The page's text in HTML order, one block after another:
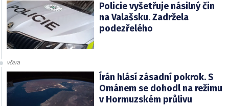
Policie vyšetřuje násilný čin
na Valašsku. Zadržela
podezřelého
včera
Írán hlásí zásadní pokrok. S
Ománem se dohodl na režimu
v Hormuzském průlivu